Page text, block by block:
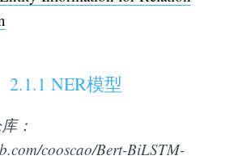
2.1.1 NER模型
：
cooscao/Bert-BiLSTM-